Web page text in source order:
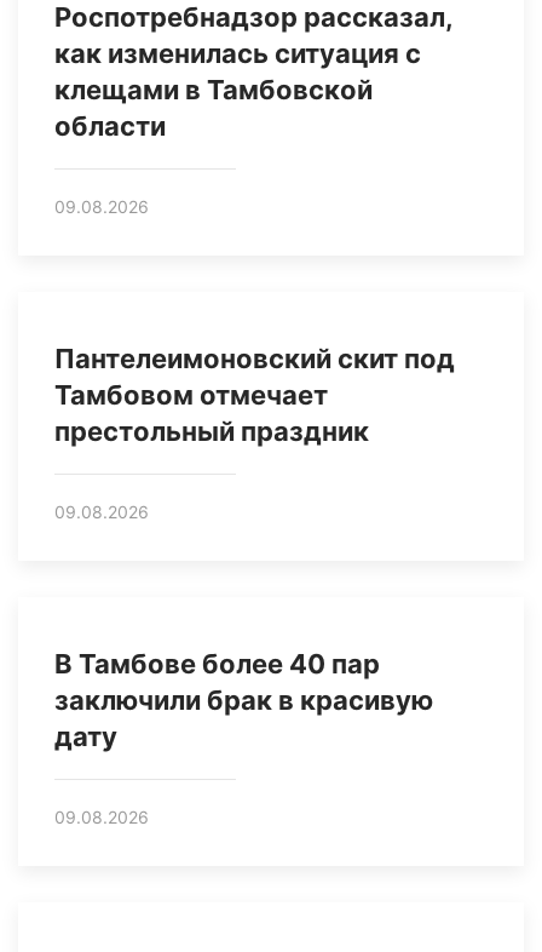
Роспотребнадзор рассказал,
как изменилась ситуация с
клещами в Тамбовской
области
09.08.2026
Пантелеимоновский скит под
Тамбовом отмечает
престольный праздник
09.08.2026
В Тамбове более 40 пар
заключили брак в красивую
дату
09.08.2026